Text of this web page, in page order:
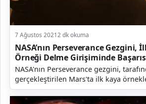
7 Ağustos 20212 dk okuma
NASA’nın Perseverance Gezgini,
Örneği Delme Girişiminde
NASA'nın Perseverance gezgini,
gerçekleştirilen Mars'ta ilk kaya
girişiminde başarısız olduğu açıklandı.
bunun bek...